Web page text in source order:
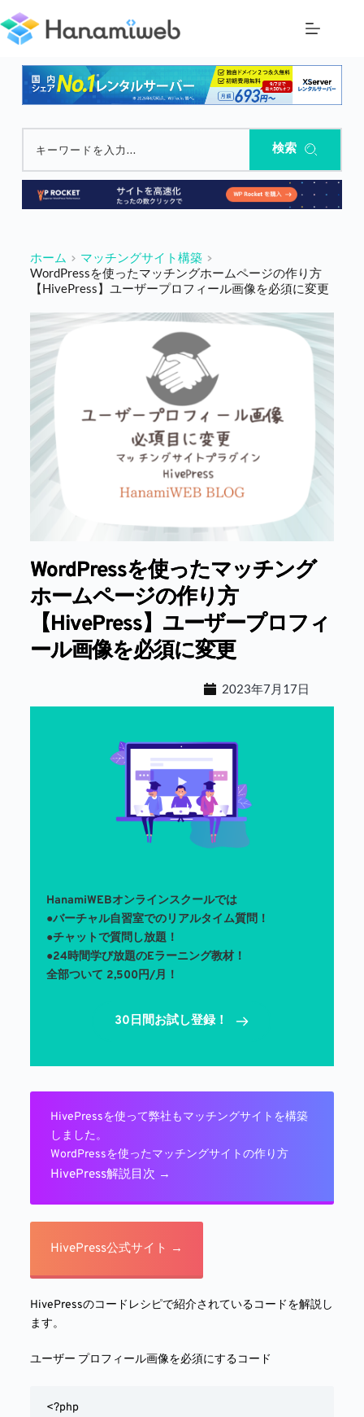
ン
テ
キーワードを入力... 検索
ホーム
マッチングサイト構築
WordPressを使ったマッチングホームページの作り方
【HivePress】ユーザープロフィール画像を必須に変更
WordPressを使ったマッチング
ホームページの作り方
【HivePress】ユーザープロフィ
ール画像を必須に変更
2023年7月17日
HanamiWEBオンラインスクールでは
●バーチャル自習室でのリアルタイム質問！
●チャットで質問し放題！
●24時間学び放題のEラーニング教材！
全部ついて 2,500円/月！
30日間お試し登録！
HivePressを使って弊社もマッチングサイトを構築
しました。
WordPressを使ったマッチングサイトの作り方
HivePress解説目次 →
HivePress公式サイト →
HivePressのコードレシピで紹介されているコードを解説し
ます。
ユーザー プロフィール画像を必須にするコード
<?php